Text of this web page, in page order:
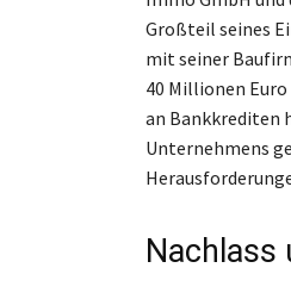
Großteil seines
mit seiner
40 Millionen
an Bankkrediten
Unternehmens
Nachlass